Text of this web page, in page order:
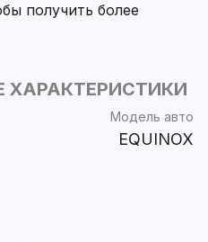
получить более
Модель авто
EQUINOX